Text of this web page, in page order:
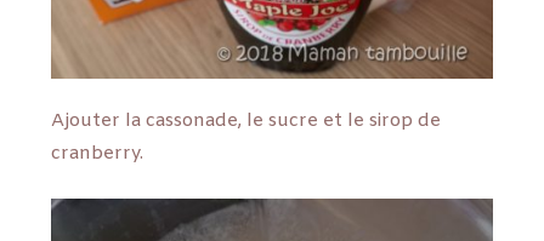
Ajouter la cassonade, le sucre et le sirop de
cranberry.